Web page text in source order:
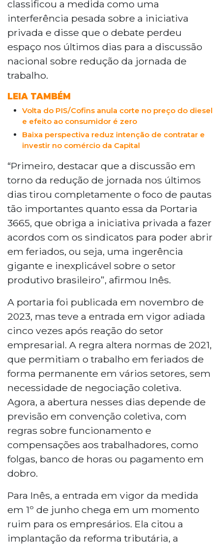
Grande, o comércio pode funcionar em
Corpus Christi e Santo Antônio, seguindo
convenção coletiva que exige
comunicação prévia ao sindicato,
pagamento de taxa de R$ 24 por
funcionário e folga compensatória.
classificou a medida como uma
interferência pesada sobre a iniciativa
privada e disse que o debate perdeu
espaço nos últimos dias para a discussão
nacional sobre redução da jornada de
trabalho.
LEIA TAMBÉM
Volta do PIS/Cofins anula corte no preço do diesel
e efeito ao consumidor é zero
Baixa perspectiva reduz intenção de contratar e
investir no comércio da Capital
“Primeiro, destacar que a discussão em
torno da redução de jornada nos últimos
dias tirou completamente o foco de pautas
tão importantes quanto essa da Portaria
3665, que obriga a iniciativa privada a fazer
acordos com os sindicatos para poder abrir
em feriados, ou seja, uma ingerência
gigante e inexplicável sobre o setor
produtivo brasileiro”, afirmou Inês.
A portaria foi publicada em novembro de
2023, mas teve a entrada em vigor adiada
cinco vezes após reação do setor
empresarial. A regra altera normas de 2021,
que permitiam o trabalho em feriados de
forma permanente em vários setores, sem
necessidade de negociação coletiva.
Agora, a abertura nesses dias depende de
previsão em convenção coletiva, com
regras sobre funcionamento e
compensações aos trabalhadores, como
folgas, banco de horas ou pagamento em
dobro.
Para Inês, a entrada em vigor da medida
em 1º de junho chega em um momento
ruim para os empresários. Ela citou a
implantação da reforma tributária, a